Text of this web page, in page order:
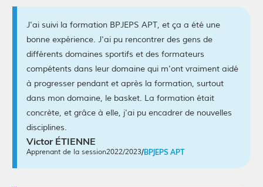
J'ai suivi la formation BPJEPS APT, et ça a été une
bonne expérience. J'ai pu rencontrer des gens de
différents domaines sportifs et des formateurs
compétents dans leur domaine qui m'ont vraiment aidé
à progresser pendant et après la formation, surtout
dans mon domaine, le basket. La formation était
concrète, et grâce à elle, j'ai pu encadrer de nouvelles
disciplines.
Victor ÉTIENNE
Apprenant de la session2022/2023/BPJEPS APT